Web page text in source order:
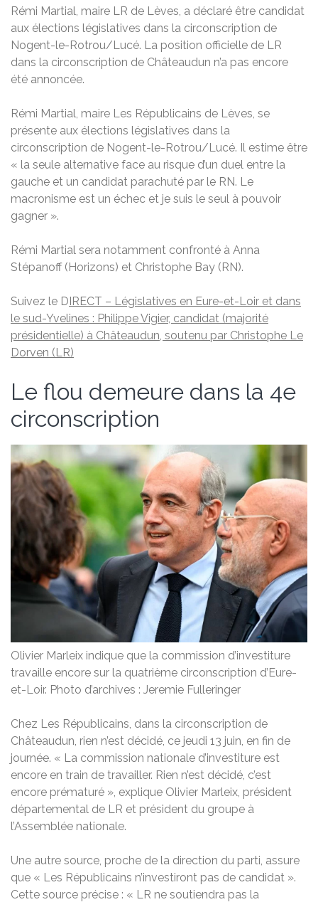
Rémi Martial, maire LR de Lèves, a déclaré être candidat
aux élections législatives dans la circonscription de
Nogent-le-Rotrou/Lucé. La position officielle de LR
dans la circonscription de Châteaudun n’a pas encore
été annoncée.
Rémi Martial, maire Les Républicains de Lèves, se
présente aux élections législatives dans la
circonscription de Nogent-le-Rotrou/Lucé. Il estime être
« la seule alternative face au risque d’un duel entre la
gauche et un candidat parachuté par le RN. Le
macronisme est un échec et je suis le seul à pouvoir
gagner ».
Rémi Martial sera notamment confronté à Anna
Stépanoff (Horizons) et Christophe Bay (RN).
Suivez le DIRECT – Législatives en Eure-et-Loir et dans
le sud-Yvelines : Philippe Vigier, candidat (majorité
présidentielle) à Châteaudun, soutenu par Christophe Le
Dorven (LR)
Le flou demeure dans la 4e
circonscription
Olivier Marleix indique que la commission d’investiture
travaille encore sur la quatrième circonscription d’Eure-
et-Loir. Photo d’archives : Jeremie Fulleringer
Chez Les Républicains, dans la circonscription de
Châteaudun, rien n’est décidé, ce jeudi 13 juin, en fin de
journée. « La commission nationale d’investiture est
encore en train de travailler. Rien n’est décidé, c’est
encore prématuré », explique Olivier Marleix, président
départemental de LR et président du groupe à
l’Assemblée nationale.
Une autre source, proche de la direction du parti, assure
que « Les Républicains n’investiront pas de candidat ».
Cette source précise : « LR ne soutiendra pas la